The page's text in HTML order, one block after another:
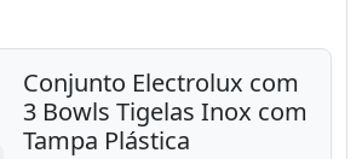
Conjunto Electrolux com
3 Bowls Tigelas Inox com
Tampa Plástica